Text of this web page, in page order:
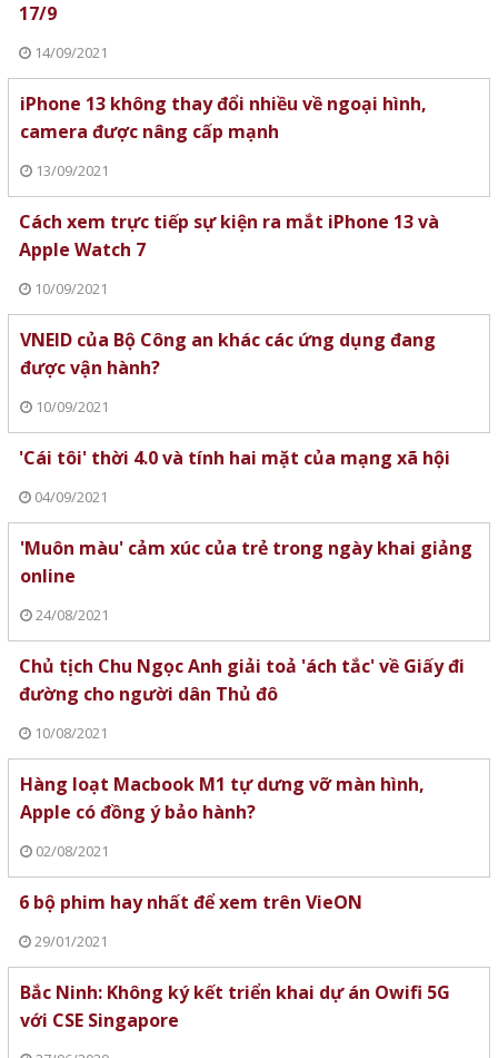
17/9
14/09/2021
iPhone 13 không thay đổi nhiều về ngoại hình,
camera được nâng cấp mạnh
13/09/2021
Cách xem trực tiếp sự kiện ra mắt iPhone 13 và
Apple Watch 7
10/09/2021
VNEID của Bộ Công an khác các ứng dụng đang
được vận hành?
10/09/2021
'Cái tôi' thời 4.0 và tính hai mặt của mạng xã hội
04/09/2021
'Muôn màu' cảm xúc của trẻ trong ngày khai giảng
online
24/08/2021
Chủ tịch Chu Ngọc Anh giải toả 'ách tắc' về Giấy đi
đường cho người dân Thủ đô
10/08/2021
Hàng loạt Macbook M1 tự dưng vỡ màn hình,
Apple có đồng ý bảo hành?
02/08/2021
6 bộ phim hay nhất để xem trên VieON
29/01/2021
Bắc Ninh: Không ký kết triển khai dự án Owifi 5G
với CSE Singapore